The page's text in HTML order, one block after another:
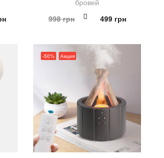
Текущая
998грн
Первоначальная
998 грн.
499 грнТекущая
-50% Акция